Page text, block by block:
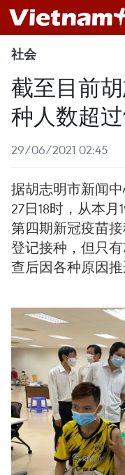
社会
截至目前
种人数超过
29/06/2021 02:45
据胡志明市新闻
27日18时，从本
第四期新冠疫苗
登记接种，但只有
查后因各种原因推